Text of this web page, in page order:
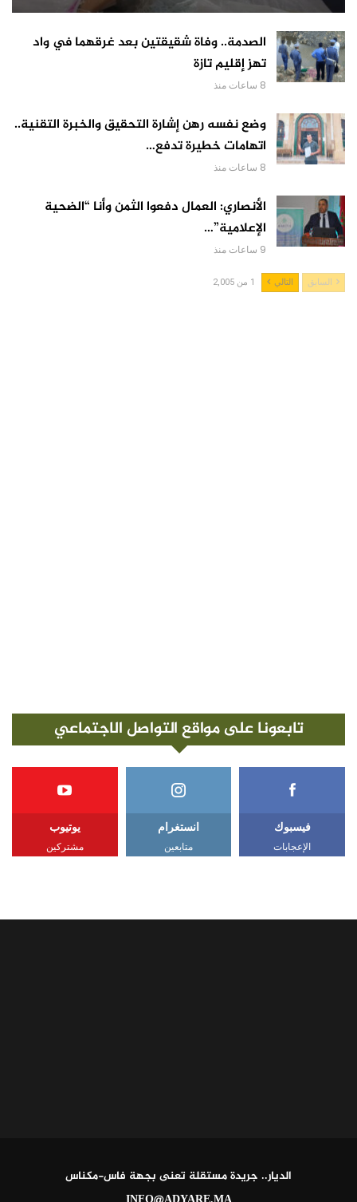
الصدمة.. وفاة شقيقتين بعد غرقهما في واد
تهز إقليم تازة
8 ساعات منذ
وضع نفسه رهن إشارة التحقيق والخبرة التقنية..
اتهامات خطيرة تدفع…
8 ساعات منذ
الأنصاري: العمال دفعوا الثمن وأنا “الضحية
الإعلامية”…
9 ساعات منذ
السابق التالي 1 من 2,005
تابعونا على مواقع التواصل الاجتماعي
فيسبوك
الإعجابات
انستغرام
متابعين
يوتيوب
مشتركين
الديار.. جريدة مستقلة تعنى بجهة فاس-مكناس